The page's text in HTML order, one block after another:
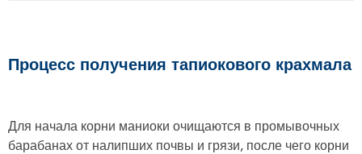
Процесс получения тапиокового крахмала
Для начала корни маниоки очищаются в промывочных
барабанах от налипших почвы и грязи, после чего корни